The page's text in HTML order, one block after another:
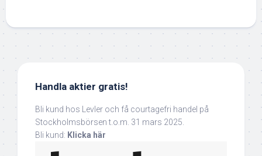
Handla aktier gratis!
Bli kund hos Levler och få courtagefri handel på
Stockholmsbörsen t.o.m. 31 mars 2025.
Bli kund: Klicka här